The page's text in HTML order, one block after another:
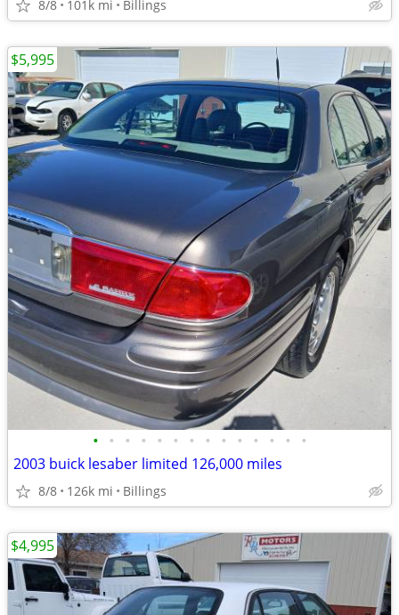
8/8 101k mi Billings
• • • • • • • • • • • • • •
2003 buick lesaber limited 126,000 miles
8/8 126k mi Billings
$5,995
$4,995